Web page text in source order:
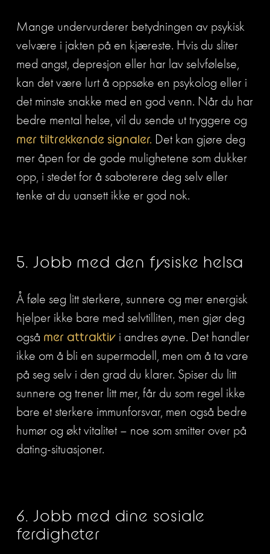
Mange undervurderer betydningen av psykisk
velvære i jakten på en kjæreste. Hvis du sliter
med angst, depresjon eller har lav selvfølelse,
kan det være lurt å oppsøke en psykolog eller i
det minste snakke med en god venn. Når du har
mer tiltrekkende signaler. Det kan gjøre deg
mer åpen for de gode mulighetene som dukker
opp, i stedet for å saboterere deg selv eller
tenke at du uansett ikke er god nok.
5. Jobb med den fysiske helsa
Å føle seg litt sterkere, sunnere og mer energisk
hjelper ikke bare med selvtilliten, men gjør deg
også mer attraktiv i andres øyne. Det handler
ikke om å bli en supermodell, men om å ta vare
på seg selv i den grad du klarer. Spiser du litt
sunnere og trener litt mer, får du som regel ikke
bare et sterkere immunforsvar, men også bedre
humør og økt vitalitet – noe som smitter over på
dating-situasjoner.
6. Jobb med dine sosiale
ferdigheter